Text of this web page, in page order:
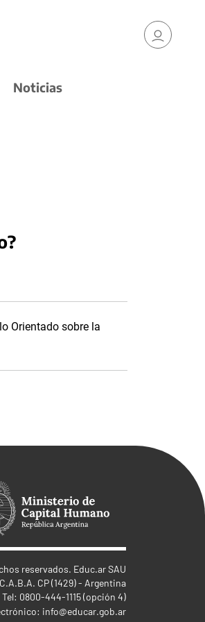
Noticias
Orientado sobre la
reservados. Educ.ar SAU
CP (1429) - Argentina
Tel: 0800-444-1115 (opción 4)
info@educar.gob.ar